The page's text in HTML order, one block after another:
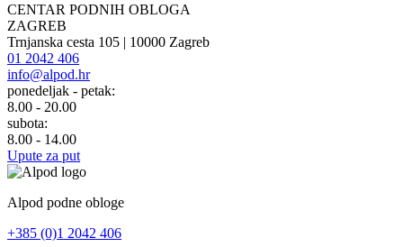
CENTAR PODNIH OBLOGA
ZAGREB
Trnjanska cesta 105 | 10000 Zagreb
01 2042 406
info@alpod.hr
ponedeljak - petak:
8.00 - 20.00
subota:
8.00 - 14.00
Upute za put
Alpod podne obloge
+385 (0)1 2042 406